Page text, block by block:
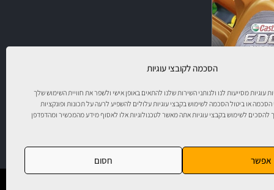
הסכמה לקובצי עוגיות
עוגיות מסייעות לנו ולנותני השירות שלנו להתאים באופן אישי ולשפר את חוויית השימוש שלך
או ביטול הסכמה לשימוש בקבצי עוגיות עלולים להשפיע לרעה על תכונות ופונקציות
לשימוש בקבצי עוגיות אתה מאשר לטכנולוגיות אלו לאסוף מידע מהמכשיר ומהדפדפן
אפשר חסום